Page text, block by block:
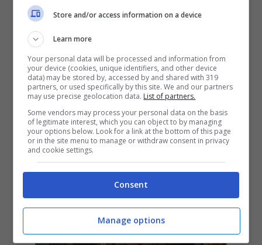
ULTIMI ARTICOLI
Store and/or access information on a device
Learn more
Your personal data will be processed and information from
your device (cookies, unique identifiers, and other device
data) may be stored by, accessed by and shared with 319
partners, or used specifically by this site. We and our partners
may use precise geolocation data. List of partners.
Some vendors may process your personal data on the basis
of legitimate interest, which you can object to by managing
your options below. Look for a link at the bottom of this page
or in the site menu to manage or withdraw consent in privacy
and cookie settings.
Consent
Manage options